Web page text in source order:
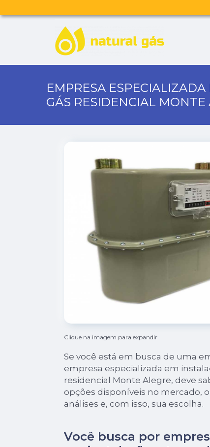
EMPRESA
GÁS RESIDENCIAL MONTE
Clique na imagem para expandir
Se você está em busca de uma
empresa especializada em
residencial Monte Alegre, deve
opções disponíveis no mercado,
análises e, com isso, sua escolha.
Você busca por